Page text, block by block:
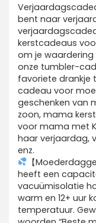
bent naar
kerstcadeaus
om je
onze tumbler-
favoriete drankje
cadeau voor
geschenken van
zoon, mama
voor mama met
haar verjaardag,
enz.
【
heeft een
vacuümisolatie
warm en 12+ uur
temperatuur.